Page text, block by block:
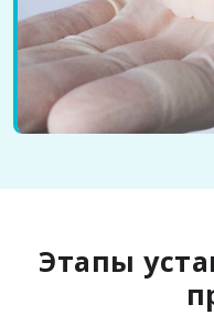
Этапы